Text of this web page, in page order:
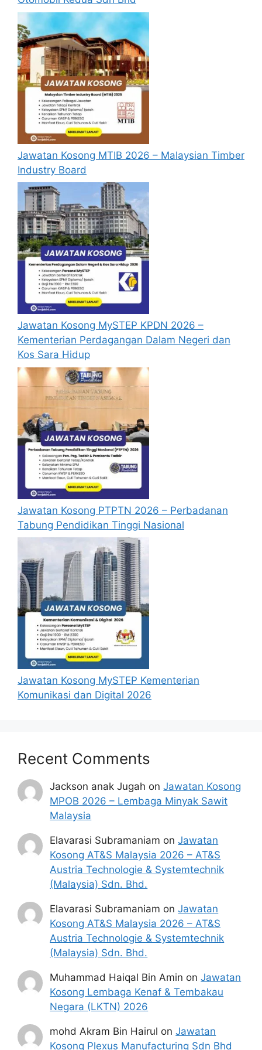
memohon jawatan yang disenaraikan
tidak perlu lagi memohon semula
sekiranya tempoh permohonan masih
sah.
Sebelum membuat permohonan sila
pastikan andalogin/register
mengisi segala maklumat yang diminta
dengan lengkap dan tepat.
Perlu diingatkan, hanya pemohon yang
layak sahaja akan dipanggil ke
temuduga. Sila lengkapkan dan
kemaskini maklumat anda yang telah
didaftarkan. Permohonan yang tidak
menerima sebarang jawapan selepas
bulandari tarikh iklan ditutup hendaklah
menganggap permohonan mereka tidak
berjaya.
Mohon Online
Jawatan Kosong MTIB 2026 – Malaysian Timber
Industry Board
Jawatan Kosong MySTEP KPDN 2026 –
Kementerian Perdagangan Dalam Negeri dan
Kos Sara Hidup
Jawatan Kosong PTPTN 2026 – Perbadanan
Tabung Pendidikan Tinggi Nasional
Jawatan Kosong MySTEP Kementerian
Komunikasi dan Digital 2026
Recent Comments
Jackson anak Jugah onJawatan Kosong
MPOB 2026 – Lembaga Minyak Sawit
Malaysia
Elavarasi Subramaniam onJawatan
Kosong AT&S Malaysia 2026 – AT&S
Austria Technologie & Systemtechnik
(Malaysia) Sdn. Bhd.
Elavarasi Subramaniam onJawatan
Kosong AT&S Malaysia 2026 – AT&S
Austria Technologie & Systemtechnik
(Malaysia) Sdn. Bhd.
Muhammad Haiqal Bin Amin onJawatan
Kosong Lembaga Kenaf & Tembakau
Negara (LKTN) 2026
mohd Akram Bin Hairul onJawatan
Kosong Plexus Manufacturing Sdn Bhd